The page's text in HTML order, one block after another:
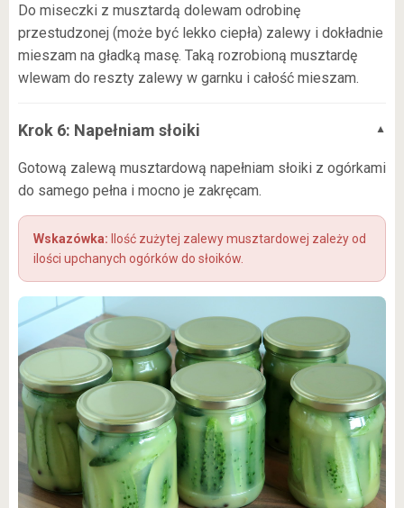
Do miseczki z musztardą dolewam odrobinę
przestudzonej (może być lekko ciepła) zalewy i dokładnie
mieszam na gładką masę. Taką rozrobioną musztardę
wlewam do reszty zalewy w garnku i całość mieszam.
Krok 6: Napełniam słoiki
Gotową zalewą musztardową napełniam słoiki z ogórkami
do samego pełna i mocno je zakręcam.
Ilość zużytej zalewy musztardowej zależy od
ilości upchanych ogórków do słoików.